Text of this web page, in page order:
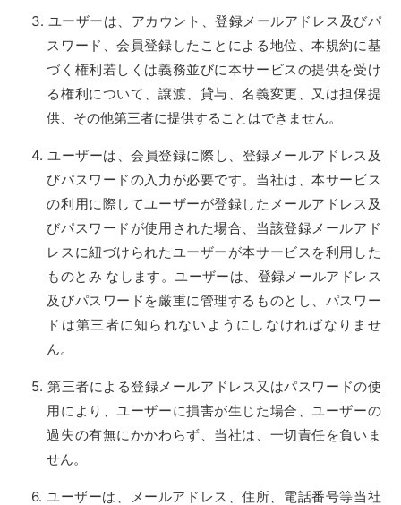
ユーザーは、アカウント、登録メールアドレス及びパ
スワード、会員登録したことによる地位、本規約に基
づく権利若しくは義務並びに本サービスの提供を受け
る権利について、譲渡、貸与、名義変更、又は担保提
供、その他第三者に提供することはできません。
ユーザーは、会員登録に際し、登録メールアドレス及
びパスワードの入力が必要です。当社は、本サービス
の利用に際してユーザーが登録したメールアドレス及
びパスワードが使用された場合、当該登録メールアド
レスに紐づけられたユーザーが本サービスを利用した
ものとみ なします。ユーザーは、登録メールアドレス
及びパスワードを厳重に管理するものとし、パスワー
ドは第三者に知られないようにしなければなりませ
ん。
第三者による登録メールアドレス又はパスワードの使
用により、ユーザーに損害が生じた場合、ユーザーの
過失の有無にかかわらず、当社は、一切責任を負いま
せん。
ユーザーは、メールアドレス、住所、電話番号等当社